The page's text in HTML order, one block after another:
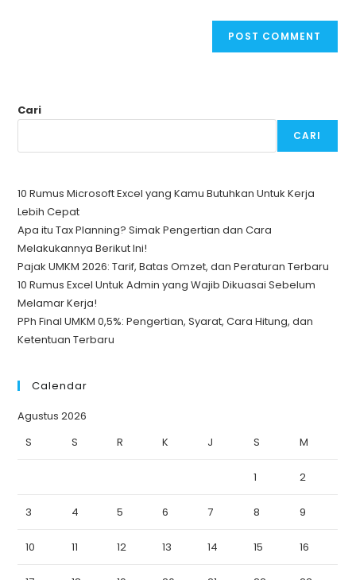
Cari
CARI
10 Rumus Microsoft Excel yang Kamu Butuhkan Untuk Kerja
Lebih Cepat
Apa itu Tax Planning? Simak Pengertian dan Cara
Melakukannya Berikut Ini!
Pajak UMKM 2026: Tarif, Batas Omzet, dan Peraturan Terbaru
10 Rumus Excel Untuk Admin yang Wajib Dikuasai Sebelum
Melamar Kerja!
PPh Final UMKM 0,5%: Pengertian, Syarat, Cara Hitung, dan
Ketentuan Terbaru
Calendar
Agustus 2026
S
S R K J S M
1 2
3 4 5 6 7 8 9
10 11 12 13 14 15 16